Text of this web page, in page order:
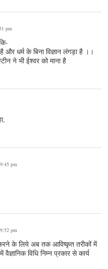
pm
है और धर्म के बिना विज्ञान लंगड़ा है ।।
ने भी ईश्वर को माना है
pm
pm
के लिये अब तक आविष्कृत तरीकों में
वैज्ञानिक विधि निम्न प्रकार से कार्य